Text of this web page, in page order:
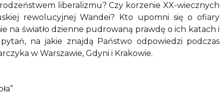
liberalizmu? Czy korzenie XX-wiecznych
rewolucyjnej Wandei? Kto upomni się o ofiary
na światło dzienne pudrowaną prawdę o ich katach i
na jakie znajdą Państwo odpowiedzi podczas
w Warszawie, Gdyni i Krakowie.